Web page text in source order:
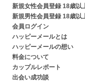
新規女性会員登録 18歳以
新規男性会員登録 18歳以
会員ログイン
ハッピーメールとは
ハッピーメールの想い
料金について
カップルレポート
出会い成功談